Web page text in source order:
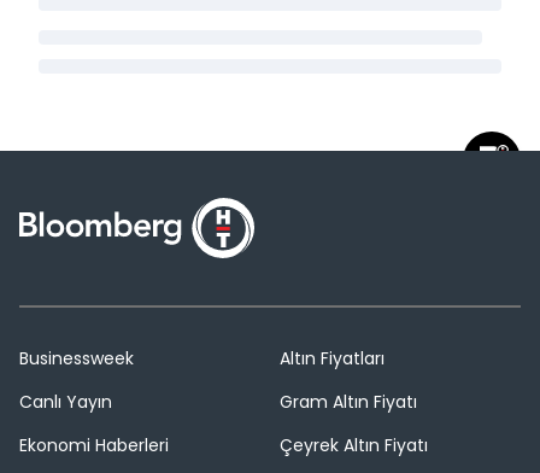
Businessweek
Canlı Yayın
Ekonomi Haberleri
Altın Fiyatları
Gram Altın Fiyatı
Çeyrek Altın Fiyatı